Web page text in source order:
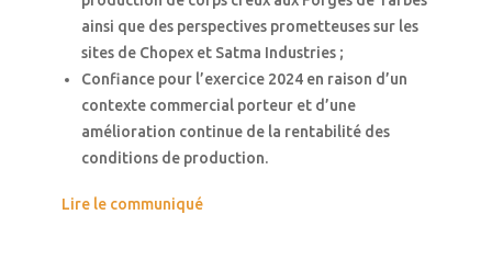
ainsi que des perspectives prometteuses sur les
sites de Chopex et Satma Industries ;
Confiance pour l’exercice 2024 en raison d’un
contexte commercial porteur et d’une
amélioration continue de la rentabilité des
conditions de production.
Lire le communiqué